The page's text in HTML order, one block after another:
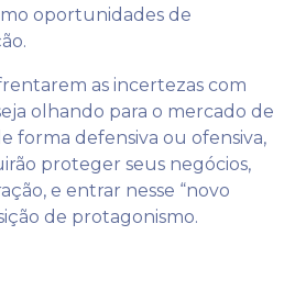
oportunidades de
as incertezas com
olhando para o mercado de
forma defensiva ou ofensiva,
proteger seus negócios,
e entrar nesse “novo
de protagonismo.